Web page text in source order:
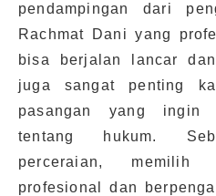
pendampingan dari
Rachmat Dani yang
bisa berjalan lancar
juga sangat penting
pasangan yang ingin
tentang hukum.
perceraian, memilih
profesional dan